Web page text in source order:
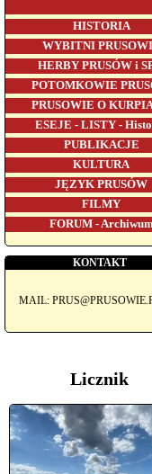
HISTORIA
WYBITNI
HERBY PRUSÓW i
POTOMKOWIE
PRUSOWIE O
ESEJE - LISTY -
PUBLIKACJE
KULTURA
JĘZYK PRUSÓW
FILMY
FORUM -
KONTAKT
MAIL:
Licznik